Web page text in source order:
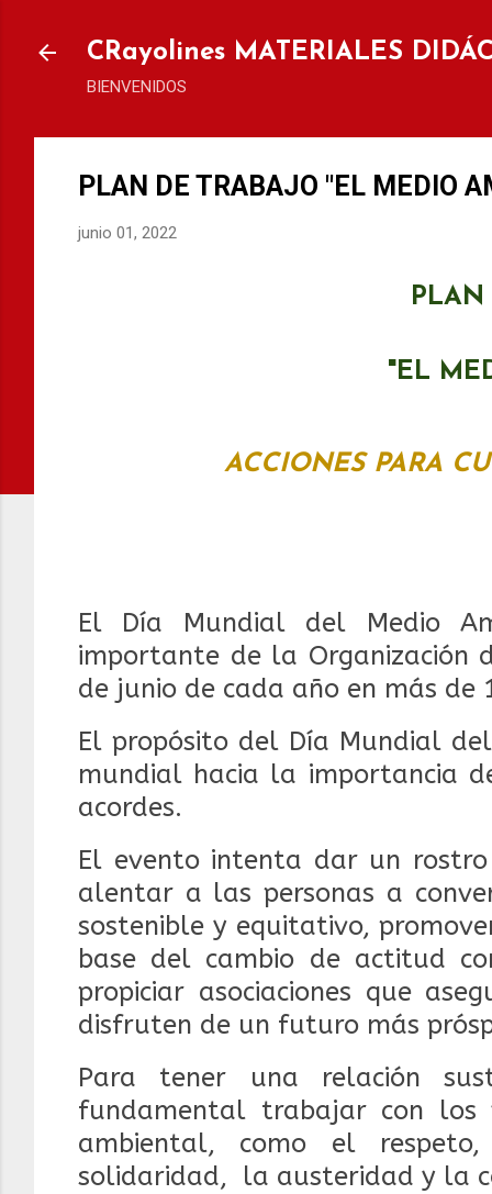
CRayolines MATERIALES
BIENVENIDOS
PLAN DE TRABAJO "EL MEDIO
junio 01, 2022
PLAN
"EL
ACCIONES PARA
El Día Mundial del Medio
importante de la Organización
de junio de cada año en más
El propósito del Día Mundial
mundial hacia la importancia
acordes.
El evento intenta dar un
alentar a las personas a
sostenible y equitativo,
base del cambio de actitud
propiciar asociaciones que
disfruten de un futuro más
Para tener una relación
fundamental trabajar con los
ambiental, como el
solidaridad, la austeridad y la